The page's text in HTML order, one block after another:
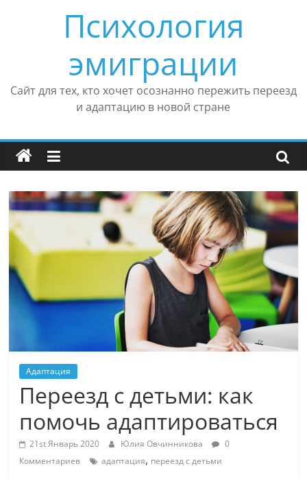
содержимомуПсихология
эмиграции
Сайт для тех, кто хочет осознанно пережить переезд
и адаптацию в новой стране
Адаптация
Переезд с детьми: как
помочь адаптироваться
21st Январь 2020 Юлия Овчинникова
0
Комментариев
адаптация, переезд с детьми